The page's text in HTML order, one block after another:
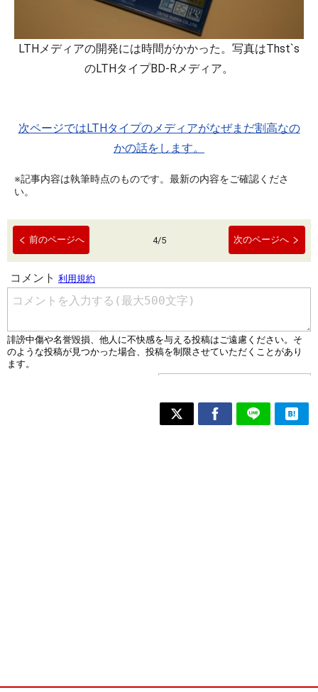
LTHメディアの開発には時間がかかった。写真はThst`s
のLTHタイプBD-Rメディア。
次ページではLTHタイプのメディアがなぜまだ割高なの
かの話をします。
※記事内容は執筆時点のものです。最新の内容をご確認くださ
い。
前のページへ 4/5 次のページへ